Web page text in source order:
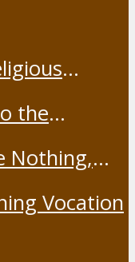
the
Nothing,
Vocation